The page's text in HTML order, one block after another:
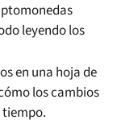
leyendo los
en una hoja de
los cambios